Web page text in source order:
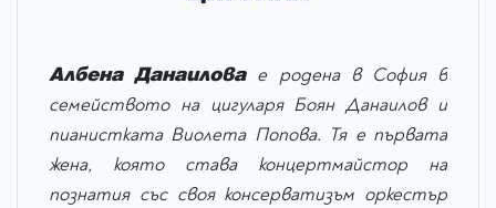
Албена Данаиловае родена в София в
семейството на цигуларя Боян Данаилов и
пианистката Виолета Попова. Тя е първата
жена, която става концертмайстор на
познатия със своя консерватизъм оркестър